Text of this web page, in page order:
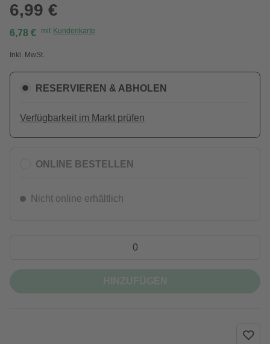
6,99 €
6,78 € mit Kundenkarte
Inkl. MwSt.
RESERVIEREN & ABHOLEN
Verfügbarkeit im Markt prüfen
ONLINE BESTELLEN
Nicht online erhältlich